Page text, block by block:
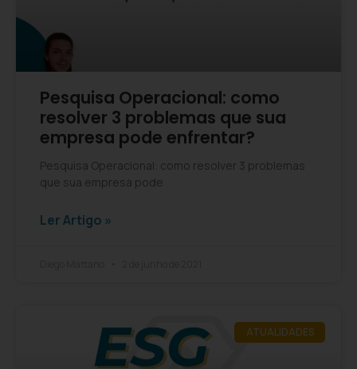
Pesquisa Operacional: como
resolver 3 problemas que sua
empresa pode enfrentar?
Pesquisa Operacional: como resolver 3 problemas
que sua empresa pode
Ler Artigo »
ATUALIDADES